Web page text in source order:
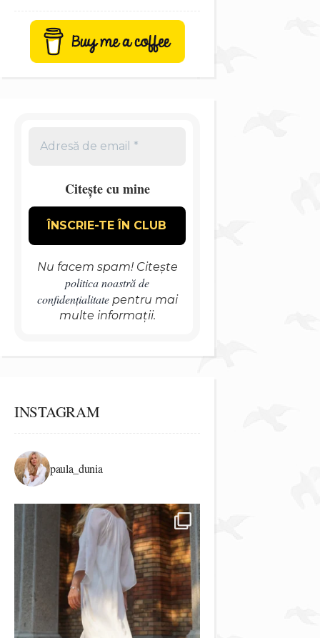
Citește cu mine
Nu facem spam! Citește
politica noastră de
confidențialitatepentru mai
multe informații.
INSTAGRAM
paula_dunia